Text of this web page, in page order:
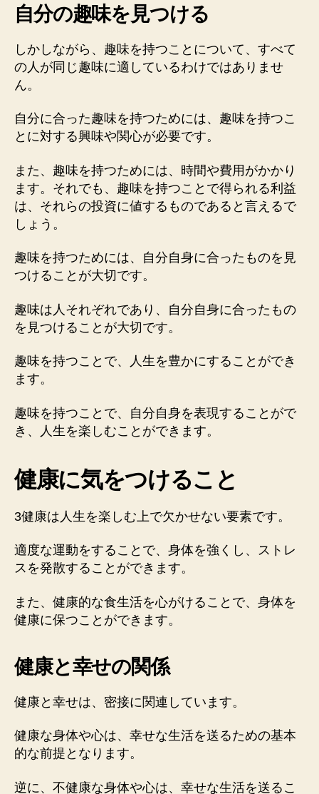
自分の趣味を見つける
しかしながら、趣味を持つことについて、すべて
の人が同じ趣味に適しているわけではありませ
ん。
自分に合った趣味を持つためには、趣味を持つこ
とに対する興味や関心が必要です。
また、趣味を持つためには、時間や費用がかかり
ます。それでも、趣味を持つことで得られる利益
は、それらの投資に値するものであると言えるで
しょう。
趣味を持つためには、自分自身に合ったものを見
つけることが大切です。
趣味は人それぞれであり、自分自身に合ったもの
を見つけることが大切です。
趣味を持つことで、人生を豊かにすることができ
ます。
趣味を持つことで、自分自身を表現することがで
き、人生を楽しむことができます。
健康に気をつけること
3健康は人生を楽しむ上で欠かせない要素です。
適度な運動をすることで、身体を強くし、ストレ
スを発散することができます。
また、健康的な食生活を心がけることで、身体を
健康に保つことができます。
健康と幸せの関係
健康と幸せは、密接に関連しています。
健康な身体や心は、幸せな生活を送るための基本
的な前提となります。
逆に、不健康な身体や心は、幸せな生活を送るこ